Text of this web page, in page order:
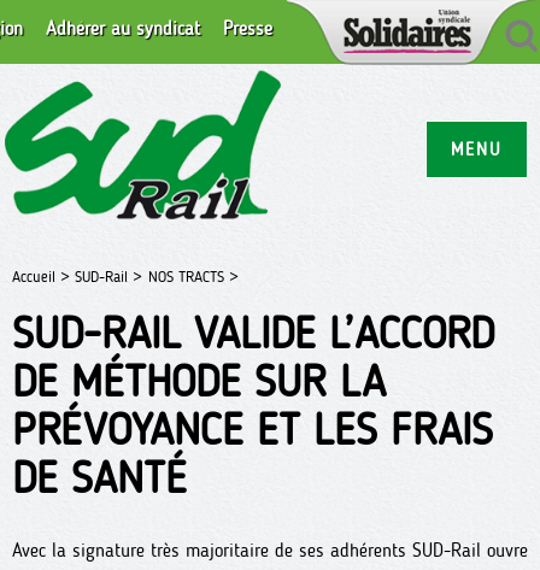
MENU
Adhérer au syndicat Presse
Accueil > SUD-Rail > NOS TRACTS >
SUD-RAIL VALIDE L’ACCORD
DE MÉTHODE SUR LA
PRÉVOYANCE ET LES FRAIS
DE SANTÉ
Avec la signature très majoritaire de ses adhérents SUD-Rail ouvre